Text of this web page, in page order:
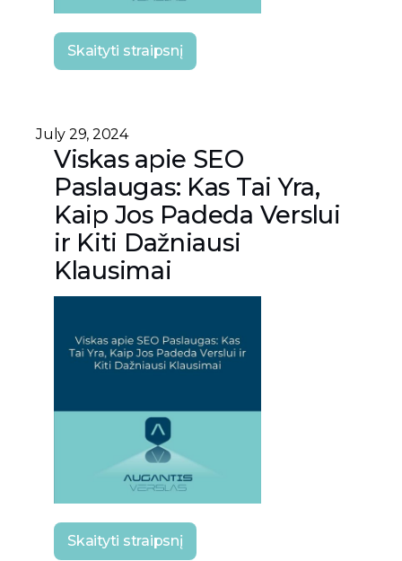
Skaityti straipsnį
July 29, 2024
Viskas apie SEO
Paslaugas: Kas Tai Yra,
Kaip Jos Padeda Verslui
ir Kiti Dažniausi
Klausimai
Skaityti straipsnį